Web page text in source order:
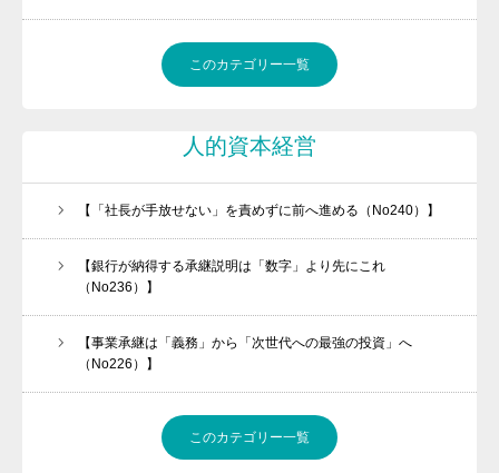
このカテゴリー一覧
人的資本経営
【「社長が手放せない」を責めずに前へ進める（No240）】
【銀行が納得する承継説明は「数字」より先にこれ
（No236）】
【事業承継は「義務」から「次世代への最強の投資」へ
（No226）】
このカテゴリー一覧